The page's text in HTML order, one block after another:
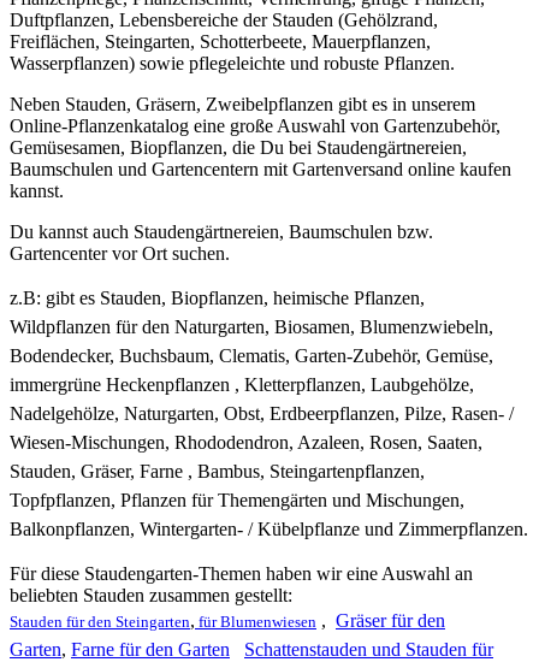
Duftpflanzen, Lebensbereiche der Stauden (Gehölzrand,
Freiflächen, Steingarten, Schotterbeete, Mauerpflanzen,
Wasserpflanzen) sowie pflegeleichte und robuste Pflanzen.
Neben Stauden, Gräsern, Zweibelpflanzen gibt es in unserem
Online-Pflanzenkatalog eine große Auswahl von Gartenzubehör,
Gemüsesamen, Biopflanzen, die Du bei Staudengärtnereien,
Baumschulen und Gartencentern mit Gartenversand online kaufen
kannst.
Du kannst auch Staudengärtnereien, Baumschulen bzw.
Gartencenter vor Ort suchen.
z.B: gibt es Stauden, Biopflanzen, heimische Pflanzen,
Wildpflanzen für den Naturgarten, Biosamen, Blumenzwiebeln,
Bodendecker, Buchsbaum, Clematis, Garten-Zubehör, Gemüse,
immergrüne Heckenpflanzen , Kletterpflanzen, Laubgehölze,
Nadelgehölze, Naturgarten, Obst, Erdbeerpflanzen, Pilze, Rasen- /
Wiesen-Mischungen, Rhododendron, Azaleen, Rosen, Saaten,
Stauden, Gräser, Farne , Bambus, Steingartenpflanzen,
Topfpflanzen, Pflanzen für Themengärten und Mischungen,
Balkonpflanzen, Wintergarten- / Kübelpflanze und Zimmerpflanzen.
Für diese Staudengarten-Themen haben wir eine Auswahl an
beliebten Stauden zusammen gestellt:
Stauden für den Steingarten, für Blumenwiesen , Gräser für den
Garten, Farne für den Garten Schattenstauden und Stauden für